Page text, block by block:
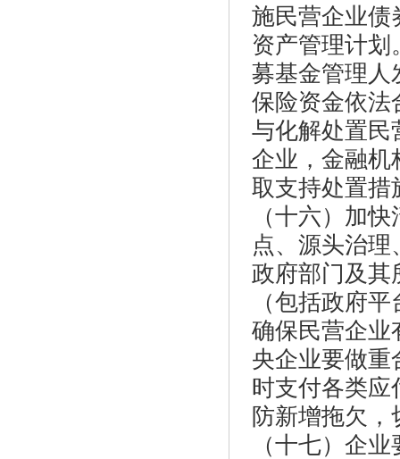
施民营企业债
资产管理计划
募基金管理人
保险资金依法
与化解处置民
企业，金融机
取支持处置措
（十六）加
点、源头治
政府部门及其
（包括政府
确保民营企业
央企业要做重
时支付各类应
防新增拖欠
（十七）企